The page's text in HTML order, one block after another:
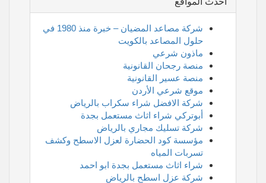
شركة مصاعد المضيان – خبرة منذ 1980 في
حلول المصاعد بالكويت
ماذون شرعي
منصة رجحان القانونية
منصة عسير القانونية
موقع شرعي الأردن
شركة الافضل شراء سكراب بالرياض
أبوتركي شراء اثاث مستعمل بجدة
شركة تسليك مجاري بالرياض
مؤسسة كود الحضارة لعزل الاسطح وكشف
تسربات المياه
شراء اثاث مستعمل بجدة ابو احمد
شركة عزل اسطح بالرياض